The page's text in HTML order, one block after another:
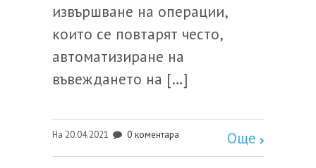
извършване на операции,
които се повтарят често,
автоматизиране на
въвеждането на […]
На 20.04.2021 0 коментара Още